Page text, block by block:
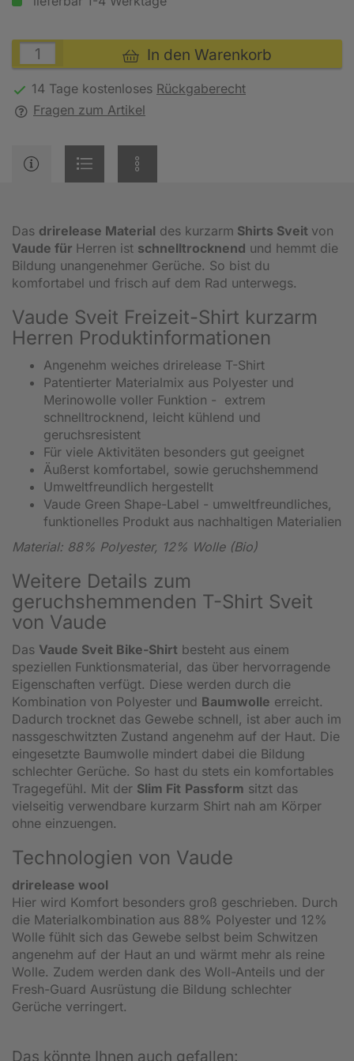
In den Warenkorb
14 Tage kostenloses Rückgaberecht
Fragen zum Artikel
Das drirelease Material des kurzarm Shirts Sveit von
Vaude für Herren ist schnelltrocknend und hemmt die
Bildung unangenehmer Gerüche. So bist du
komfortabel und frisch auf dem Rad unterwegs.
Vaude Sveit Freizeit-Shirt kurzarm
Herren Produktinformationen
Angenehm weiches drirelease T-Shirt
Patentierter Materialmix aus Polyester und
Merinowolle voller Funktion - extrem
schnelltrocknend, leicht kühlend und
geruchsresistent
Für viele Aktivitäten besonders gut geeignet
Äußerst komfortabel, sowie geruchshemmend
Umweltfreundlich hergestellt
Vaude Green Shape-Label - umweltfreundliches,
funktionelles Produkt aus nachhaltigen Materialien
Material: 88% Polyester, 12% Wolle (Bio)
Weitere Details zum
geruchshemmenden T-Shirt Sveit
von Vaude
Das Vaude Sveit Bike-Shirt besteht aus einem
speziellen Funktionsmaterial, das über hervorragende
Eigenschaften verfügt. Diese werden durch die
Kombination von Polyester und Baumwolle erreicht.
Dadurch trocknet das Gewebe schnell, ist aber auch im
nassgeschwitzten Zustand angenehm auf der Haut. Die
eingesetzte Baumwolle mindert dabei die Bildung
schlechter Gerüche. So hast du stets ein komfortables
Tragegefühl. Mit der Slim Fit Passform sitzt das
vielseitig verwendbare kurzarm Shirt nah am Körper
ohne einzuengen.
Technologien von Vaude
drirelease wool
Hier wird Komfort besonders groß geschrieben. Durch
die Materialkombination aus 88% Polyester und 12%
Wolle fühlt sich das Gewebe selbst beim Schwitzen
angenehm auf der Haut an und wärmt mehr als reine
Wolle. Zudem werden dank des Woll-Anteils und der
Fresh-Guard Ausrüstung die Bildung schlechter
Gerüche verringert.
Das könnte Ihnen auch gefallen: